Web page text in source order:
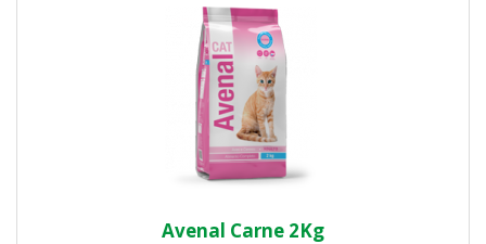
Avenal Carne 2Kg